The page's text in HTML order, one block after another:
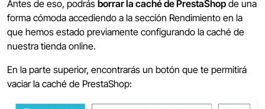
Antes de eso, podrás borrar la caché de PrestaShop de una
forma cómoda accediendo a la sección Rendimiento en la
que hemos estado previamente configurando la caché de
nuestra tienda online.
En la parte superior, encontrarás un botón que te permitirá
vaciar la caché de PrestaShop: